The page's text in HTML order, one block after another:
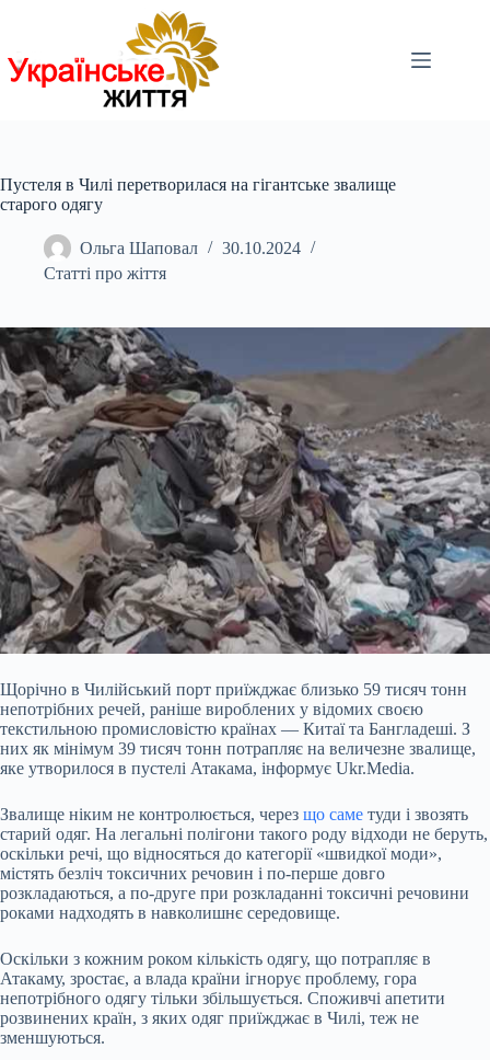
Пустеля в Чилі перетворилася на гігантське звалище
старого одягу
Ольга Шаповал
30.10.2024
Статті про жіття
Щорічно в Чилійський порт приїжджає близько 59 тисяч тонн
непотрібних речей, раніше вироблених у відомих своєю
текстильною промисловістю країнах — Китаї та Бангладеші. З
них як мінімум 39 тисяч тонн потрапляє на величезне звалище,
яке утворилося в пустелі Атакама, інформує Ukr.Media.
Звалище ніким не контролюється, через що саме туди і звозять
старий одяг. На легальні полігони такого роду відходи не беруть,
оскільки речі, що відносяться до категорії «швидкої моди»,
містять безліч токсичних речовин і по-перше довго
розкладаються, а по-друге при розкладанні токсичні речовини
роками надходять в навколишнє середовище.
Оскільки з кожним роком кількість одягу, що потрапляє в
Атакаму, зростає, а влада країни ігнорує проблему, гора
непотрібного одягу тільки збільшується. Споживчі апетити
розвинених країн, з яких одяг приїжджає в Чилі, теж не
зменшуються.